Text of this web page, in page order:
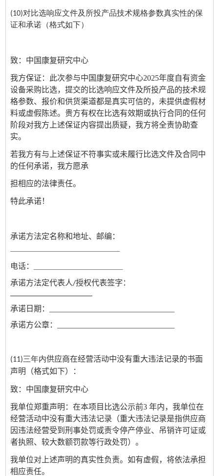
(10)对比选响应文件及所投产品技术规格参数真实性的保
证和承诺（格式如下）
致：中国康复研究中心
我方保证：此次参与中国康复研究中心2025年度自有资金
设备采购比选，提交的比选响应文件及所投产品的技术规
格参数、报价和供货渠道都是真实可信的，未提供虚假材
料或虚假陈述。贵方有权在比选有效期或执行合同的任何
阶段对我方上述保证内容提出质疑，我方将全责协助查
实。
若我方有与上述保证不符事实或未履行比选文件及合同中
的任何承诺，我方愿承
担相应的法律责任。
特此承诺！
承诺方法定名称和地址、邮编：
电话：
承诺方法定代表人/授权代表签字：
承诺日期 ：
承诺方公章：
(11)三年内供应商在经营活动中没有重大违法记录的书面
声明（格式如下）：
致：中国康复研究中心
我单位郑重声明：在本项目比选公示前3年内，我单位在
经营活动中没有重大违法记录（重大违法记录是指供应商
因违法经营受到刑事处罚或责令停产停业、吊销许可证或
者执照、较大数额罚款等行政处罚）。
我单位对上述声明的真实性负责。如有虚假，将依法承担
相应责任。